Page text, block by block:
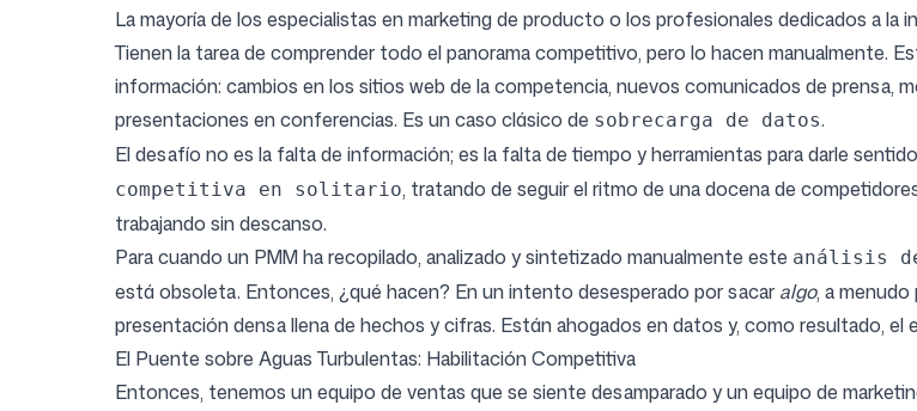
La mayoría de los especialistas en marketing de producto o los profesionales dedicados a
Tienen la tarea de comprender todo el panorama competitivo, pero lo hacen manualmente.
información: cambios en los sitios web de la competencia, nuevos comunicados de prensa,
presentaciones en conferencias. Es un caso clásico de sobrecarga de datos.
El desafío no es la falta de información; es la falta de tiempo y herramientas para darle
competitiva en solitario, tratando de seguir el ritmo de una docena de
trabajando sin descanso.
Para cuando un PMM ha recopilado, analizado y sintetizado manualmente este análisis
está obsoleta. Entonces, ¿qué hacen? En un intento desesperado por sacar algo, a
presentación densa llena de hechos y cifras. Están ahogados en datos y, como resultado,
El Puente sobre Aguas Turbulentas: Habilitación Competitiva
Entonces, tenemos un equipo de ventas que se siente desamparado y un equipo de